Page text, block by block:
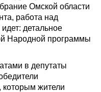
Омской области
работа над
детальное
Народной программы
в депутаты
которым жители